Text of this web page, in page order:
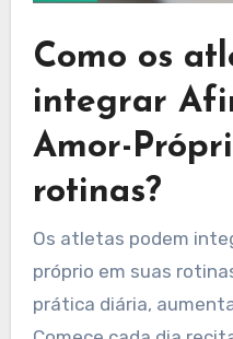
Como os
integrar
Amor-
rotinas?
Os atletas podem
próprio em suas
prática diária,